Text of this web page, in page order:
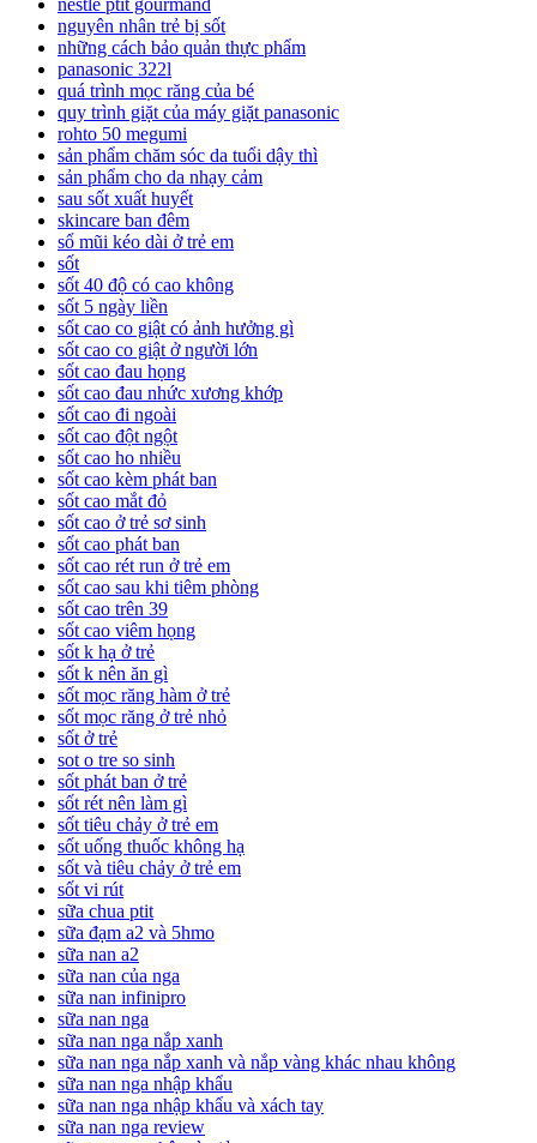
nestle ptit gourmand
nguyên nhân trẻ bị sốt
những cách bảo quản thực phẩm
panasonic 322l
quá trình mọc răng của bé
quy trình giặt của máy giặt panasonic
rohto 50 megumi
sản phẩm chăm sóc da tuổi dậy thì
sản phẩm cho da nhạy cảm
sau sốt xuất huyết
skincare ban đêm
sổ mũi kéo dài ở trẻ em
sốt
sốt 40 độ có cao không
sốt 5 ngày liền
sốt cao co giật có ảnh hưởng gì
sốt cao co giật ở người lớn
sốt cao đau họng
sốt cao đau nhức xương khớp
sốt cao đi ngoài
sốt cao đột ngột
sốt cao ho nhiều
sốt cao kèm phát ban
sốt cao mắt đỏ
sốt cao ở trẻ sơ sinh
sốt cao phát ban
sốt cao rét run ở trẻ em
sốt cao sau khi tiêm phòng
sốt cao trên 39
sốt cao viêm họng
sốt k hạ ở trẻ
sốt k nên ăn gì
sốt mọc răng hàm ở trẻ
sốt mọc răng ở trẻ nhỏ
sốt ở trẻ
sot o tre so sinh
sốt phát ban ở trẻ
sốt rét nên làm gì
sốt tiêu chảy ở trẻ em
sốt uống thuốc không hạ
sốt và tiêu chảy ở trẻ em
sốt vi rút
sữa chua ptit
sữa đạm a2 và 5hmo
sữa nan a2
sữa nan của nga
sữa nan infinipro
sữa nan nga
sữa nan nga nắp xanh
sữa nan nga nắp xanh và nắp vàng khác nhau không
sữa nan nga nhập khẩu
sữa nan nga nhập khẩu và xách tay
sữa nan nga review